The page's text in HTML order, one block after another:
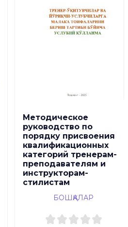
Методическое
руководство по
порядку присвоения
квалификационных
категорий тренерам-
преподавателям и
инструкторам-
стилистам
БОШҚАЛАР